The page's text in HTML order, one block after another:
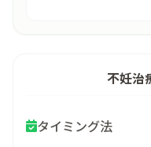
不妊治
タイミング法